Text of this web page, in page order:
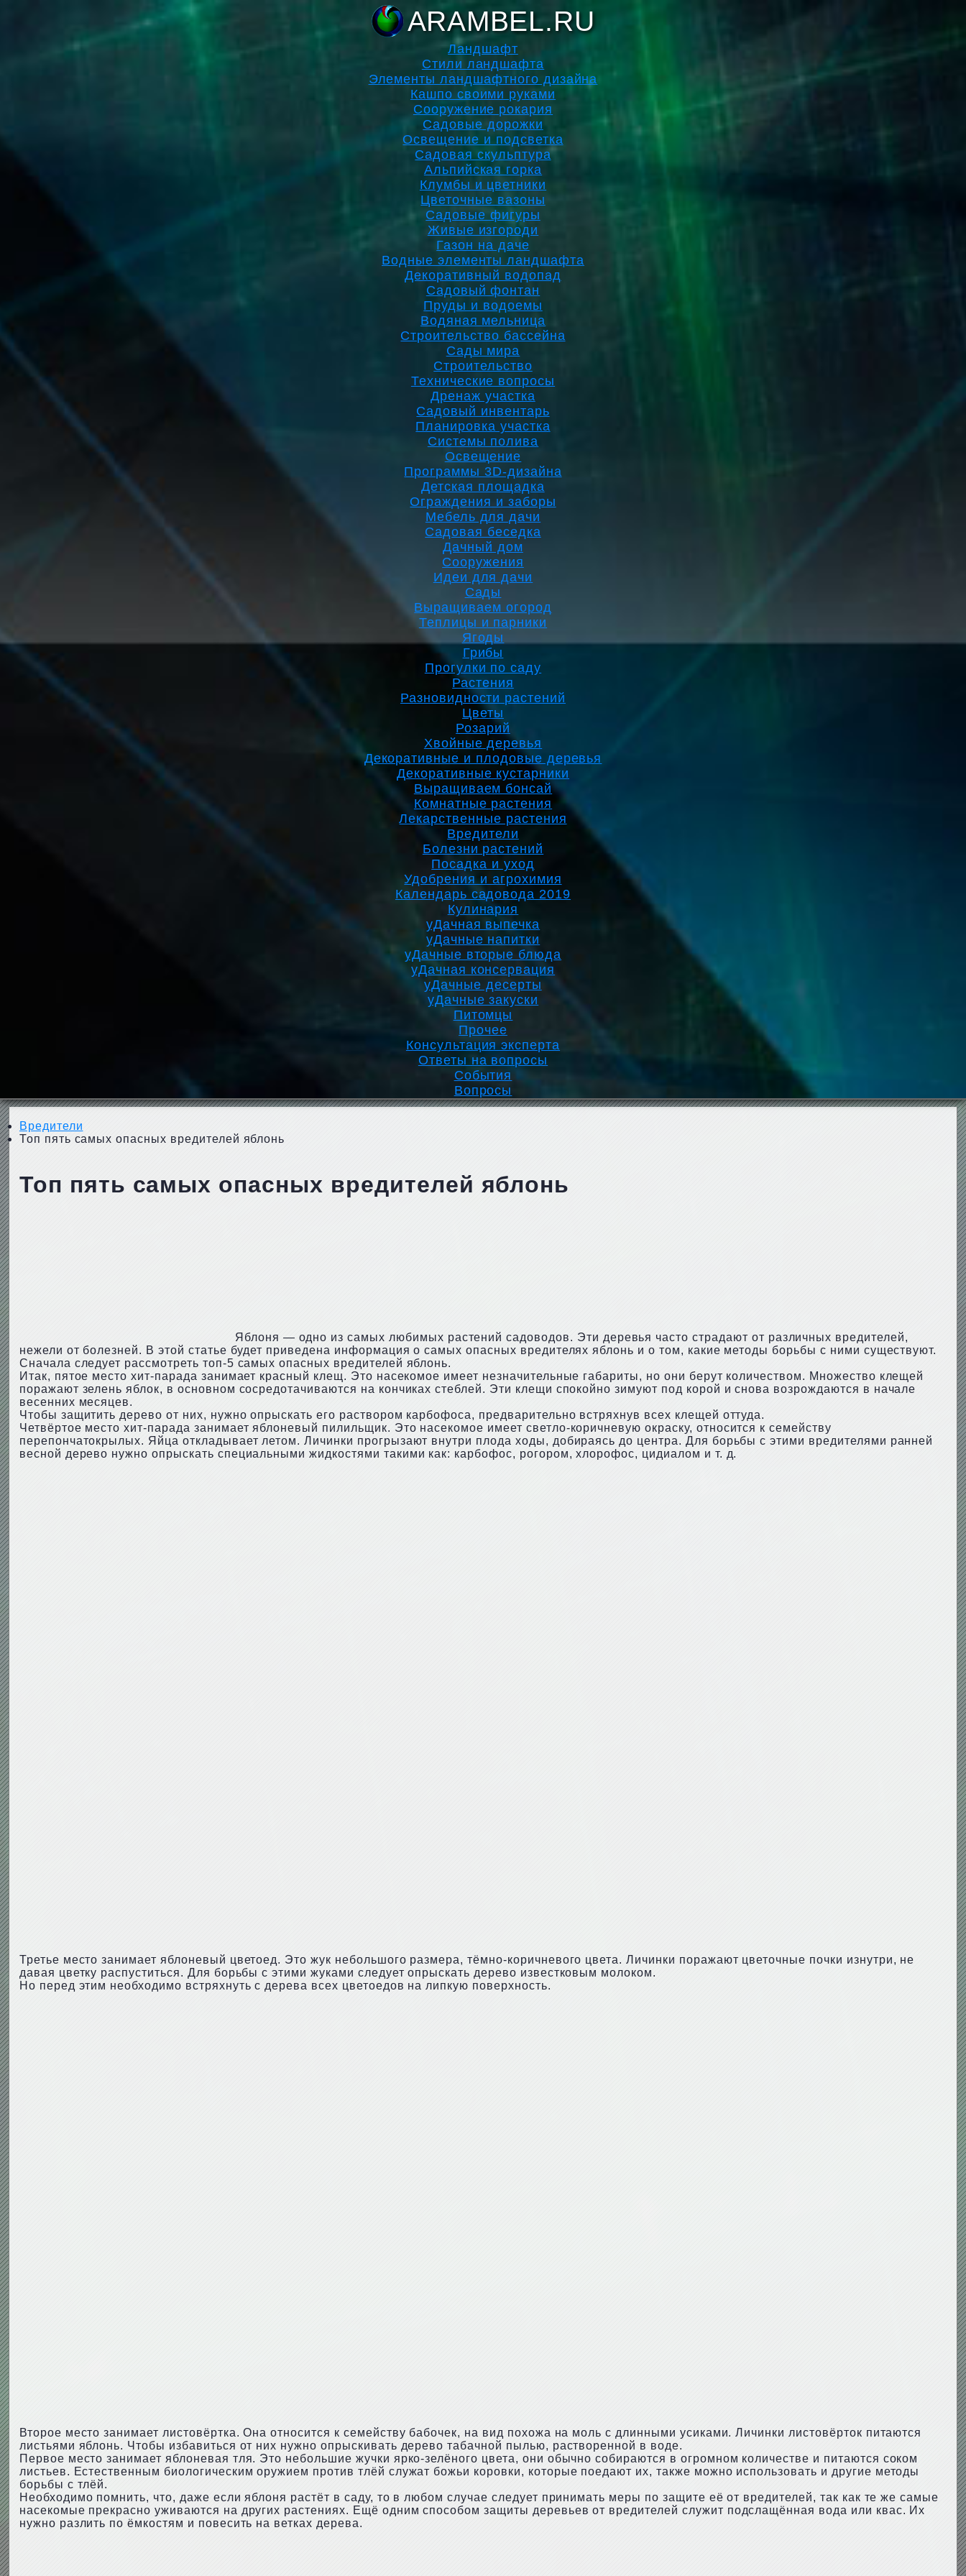
ARAMBEL.RU
Ландшафт
Стили ландшафта
Элементы ландшафтного дизайна
Кашпо своими руками
Сооружение рокария
Садовые дорожки
Освещение и подсветка
Садовая скульптура
Альпийская горка
Клумбы и цветники
Цветочные вазоны
Садовые фигуры
Живые изгороди
Газон на даче
Водные элементы ландшафта
Декоративный водопад
Садовый фонтан
Пруды и водоемы
Водяная мельница
Строительство бассейна
Сады мира
Строительство
Технические вопросы
Дренаж участка
Садовый инвентарь
Планировка участка
Системы полива
Освещение
Программы 3D-дизайна
Детская площадка
Ограждения и заборы
Мебель для дачи
Садовая беседка
Дачный дом
Сооружения
Идеи для дачи
Сады
Выращиваем огород
Теплицы и парники
Ягоды
Грибы
Прогулки по саду
Растения
Разновидности растений
Цветы
Розарий
Хвойные деревья
Декоративные и плодовые деревья
Декоративные кустарники
Выращиваем бонсай
Комнатные растения
Лекарственные растения
Вредители
Болезни растений
Посадка и уход
Удобрения и агрохимия
Календарь садовода 2019
Кулинария
уДачная выпечка
уДачные напитки
уДачные вторые блюда
уДачная консервация
уДачные десерты
уДачные закуски
Питомцы
Прочее
Консультация эксперта
Ответы на вопросы
События
Вопросы
Вредители
Топ пять самых опасных вредителей яблонь
Топ пять самых опасных вредителей яблонь
Яблоня — одно из самых любимых растений садоводов. Эти деревья часто страдают от различных вредителей,
нежели от болезней. В этой статье будет приведена информация о самых опасных вредителях яблонь и о том, какие методы борьбы с ними существуют.
Сначала следует рассмотреть топ-5 самых опасных вредителей яблонь.
Итак, пятое место хит-парада занимает красный клещ. Это насекомое имеет незначительные габариты, но они берут количеством. Множество клещей
поражают зелень яблок, в основном сосредотачиваются на кончиках стеблей. Эти клещи спокойно зимуют под корой и снова возрождаются в начале
весенних месяцев.
Чтобы защитить дерево от них, нужно опрыскать его раствором карбофоса, предварительно встряхнув всех клещей оттуда.
Четвёртое место хит-парада занимает яблоневый пилильщик. Это насекомое имеет светло-коричневую окраску, относится к семейству
перепончатокрылых. Яйца откладывает летом. Личинки прогрызают внутри плода ходы, добираясь до центра. Для борьбы с этими вредителями ранней
весной дерево нужно опрыскать специальными жидкостями такими как: карбофос, рогором, хлорофос, цидиалом и т. д.
Третье место занимает яблоневый цветоед. Это жук небольшого размера, тёмно-коричневого цвета. Личинки поражают цветочные почки изнутри, не
давая цветку распуститься. Для борьбы с этими жуками следует опрыскать дерево известковым молоком.
Но перед этим необходимо встряхнуть с дерева всех цветоедов на липкую поверхность.
Второе место занимает листовёртка. Она относится к семейству бабочек, на вид похожа на моль с длинными усиками. Личинки листовёрток питаются
листьями яблонь. Чтобы избавиться от них нужно опрыскивать дерево табачной пылью, растворенной в воде.
Первое место занимает яблоневая тля. Это небольшие жучки ярко-зелёного цвета, они обычно собираются в огромном количестве и питаются соком
листьев. Естественным биологическим оружием против тлёй служат божьи коровки, которые поедают их, также можно использовать и другие методы
борьбы с тлёй.
Необходимо помнить, что, даже если яблоня растёт в саду, то в любом случае следует принимать меры по защите её от вредителей, так как те же самые
насекомые прекрасно уживаются на других растениях. Ещё одним способом защиты деревьев от вредителей служит подслащённая вода или квас. Их
нужно разлить по ёмкостям и повесить на ветках дерева.